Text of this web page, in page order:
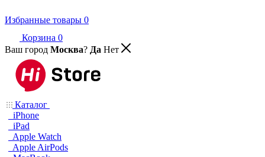
Избранные товары 0
Корзина 0
Ваш город Москва? Да Нет
Каталог
iPhone
iPad
Apple Watch
Apple AirPods